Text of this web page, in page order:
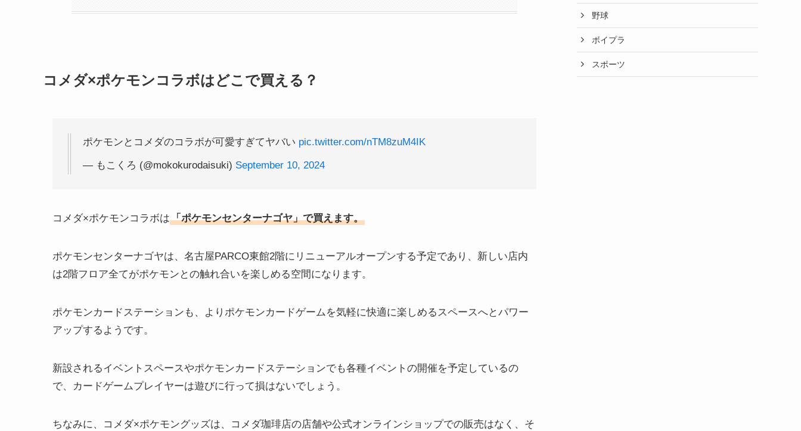
コメダ×ポケモンコラボはどこで買える？
ポケモンとコメダのコラボが可愛すぎてヤバい pic.twitter.com/nTM8zuM4IK
— もこくろ (@mokokurodaisuki) September 10, 2024
コメダ×ポケモンコラボは「ポケモンセンターナゴヤ」で買えます。
ポケモンセンターナゴヤは、名古屋PARCO東館2階にリニューアルオープンする予定であり、新しい店内
は2階フロア全てがポケモンとの触れ合いを楽しめる空間になります。
ポケモンカードステーションも、よりポケモンカードゲームを気軽に快適に楽しめるスペースへとパワー
アップするようです。
新設されるイベントスペースやポケモンカードステーションでも各種イベントの開催を予定しているの
で、カードゲームプレイヤーは遊びに行って損はないでしょう。
ちなみに、コメダ×ポケモングッズは、コメダ珈琲店の店舗や公式オンラインショップでの販売はなく、そ
野球
ボイプラ
スポーツ